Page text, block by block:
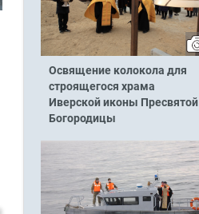
Освящение колокола для
строящегося храма
Иверской иконы Пресвятой
Богородицы